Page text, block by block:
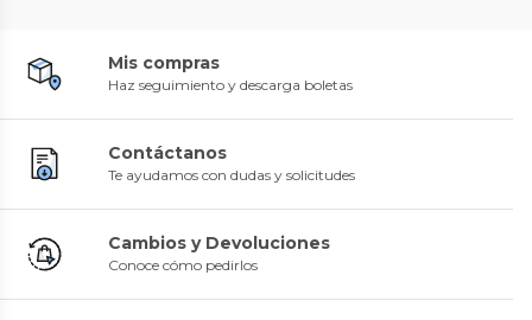
Mis compras
Haz seguimiento y descarga boletas
Contáctanos
Te ayudamos con dudas y solicitudes
Cambios y Devoluciones
Conoce cómo pedirlos